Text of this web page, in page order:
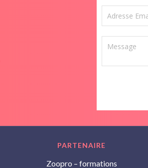
PARTENAIRE
Zoopro – formations